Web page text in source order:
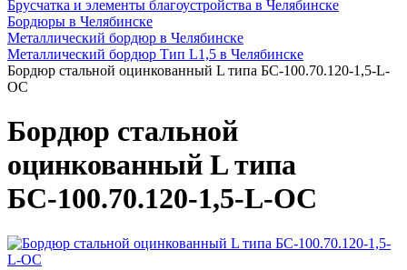
Брусчатка и элементы благоустройства в Челябинске
Бордюры в Челябинске
Металлический бордюр в Челябинске
Металлический бордюр Тип L1,5 в Челябинске
Бордюр стальной оцинкованный L типа БС-100.70.120-1,5-L-
ОС
Бордюр стальной
оцинкованный L типа
БС-100.70.120-1,5-L-ОС